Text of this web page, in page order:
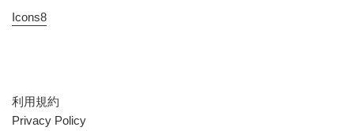
Icons8
利用規約
Privacy Policy